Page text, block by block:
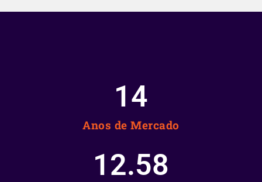
Anos de Mercado
15
12.58